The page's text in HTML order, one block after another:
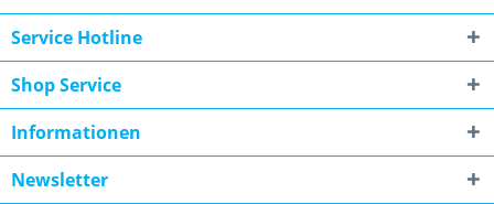
Service Hotline
Shop Service
Informationen
Newsletter